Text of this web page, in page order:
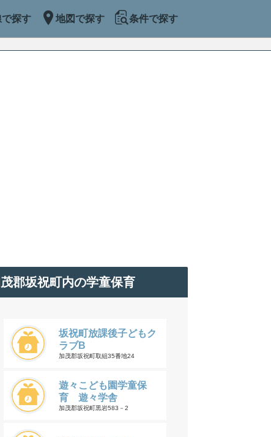
探す 地図で探す 条件で探す
郡坂祝町内の学童保育
坂祝町放課後子どもク
ラブB
加茂郡坂祝町取組35番地24
遊々こども園学童保
育 遊々学舎
加茂郡坂祝町黒岩583－2